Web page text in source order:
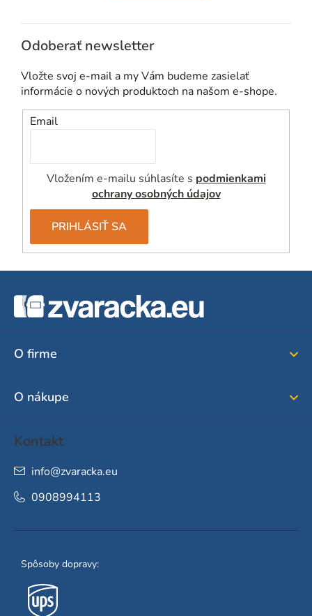
Odoberať newsletter
Vložte svoj e-mail a my Vám budeme zasielať
informácie o nových produktoch na našom e-shope.
Email
Vložením e-mailu súhlasíte s podmienkami
ochrany osobných údajov
PRIHLÁSIŤ SA
O firme
O nákupe
Kontakt
info@zvaracka.eu
0908994113
Spôsoby dopravy: